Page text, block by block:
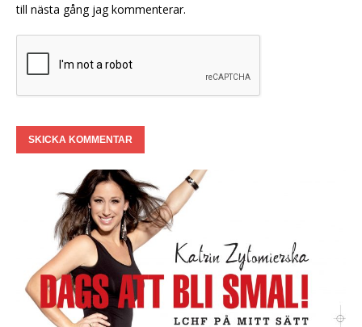
till nästa gång jag kommenterar.